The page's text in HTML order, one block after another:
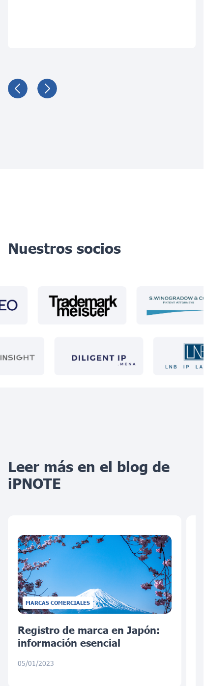
Nuestros socios
Leer más en el blog de
iPNOTE
MARCAS COMERCIALES
Registro de marca en Japón:
información esencial
05/01/2023